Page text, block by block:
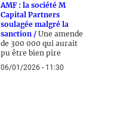
AMF : la société M
Capital Partners
soulagée malgré la
sanction / Une amende
de 300 000 qui aurait
pu être bien pire
06/01/2026 - 11:30